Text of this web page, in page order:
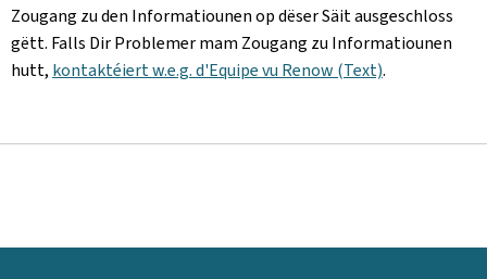
Zougang zu den Informatiounen op dëser Säit ausgeschloss
gëtt. Falls Dir Problemer mam Zougang zu Informatiounen
hutt, kontaktéiert w.e.g. d'Equipe vu Renow (Text).